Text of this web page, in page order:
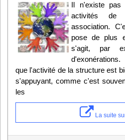
Il n'existe pas
activités de
association.
pose de plus
s'agit, par
que l'activité de la structure est
s'appuyant, comme c'est
les
La suite